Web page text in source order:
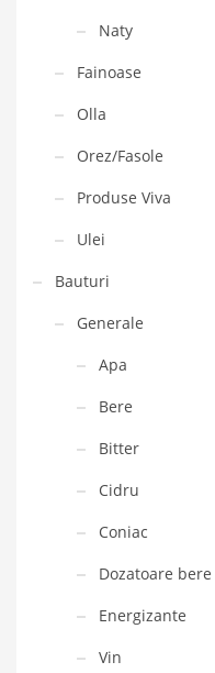
Naty
Fainoase
Olla
Orez/Fasole
Produse Viva
Ulei
Bauturi
Generale
Apa
Bere
Bitter
Cidru
Coniac
Dozatoare bere
Energizante
Vin